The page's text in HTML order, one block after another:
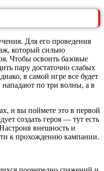
Для его проведения
который сильно
Чтобы освоить базовые
пару достаточно слабых
в самой игре все будет
по три волны, а в
и вы поймете это в первой
создать героя — тут есть
внешность и
к прохождению кампании.